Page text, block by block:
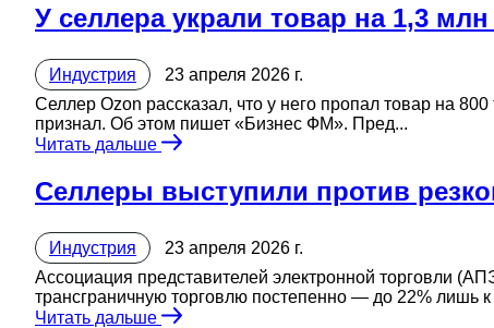
У селлера украли товар на 1,3
Индустрия
23 апреля 2026 г.
Селлер Ozon рассказал, что у него пропал товар на
признал. Об этом пишет «Бизнес ФМ». Пред...
Читать дальше
Селлеры выступили против
Индустрия
23 апреля 2026 г.
Ассоциация представителей электронной торговли
трансграничную торговлю постепенно — до 22% лишь к
Читать дальше